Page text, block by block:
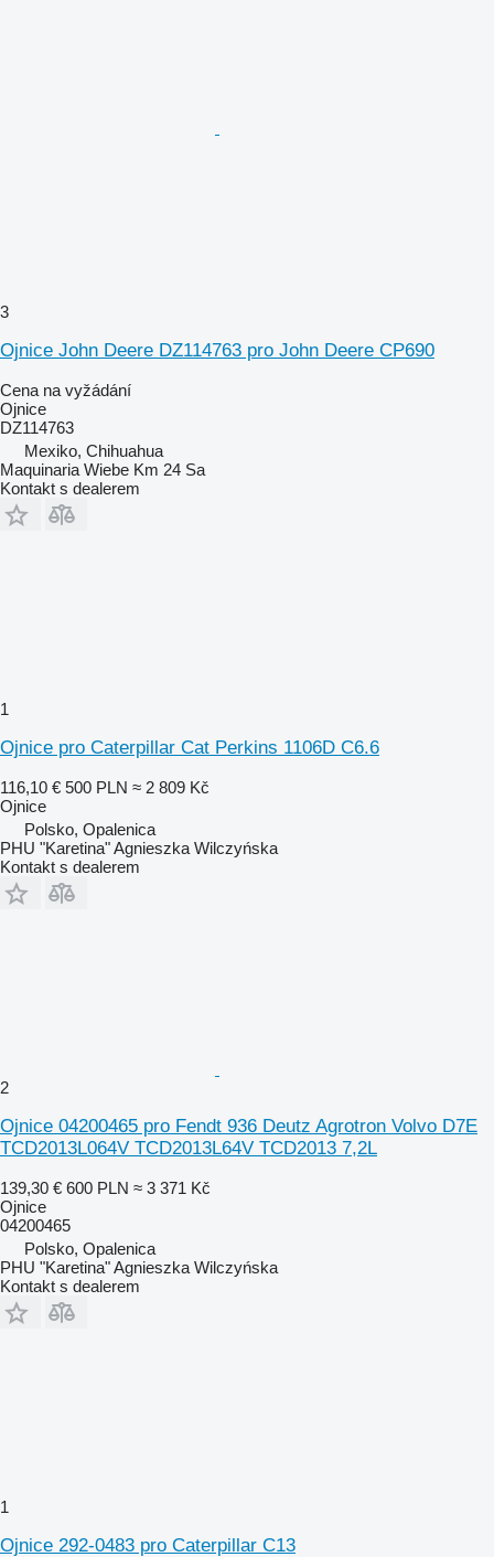
3
Ojnice John Deere DZ114763 pro John Deere CP690
Cena na vyžádání
Ojnice
DZ114763
Mexiko, Chihuahua
Maquinaria Wiebe Km 24 Sa
Kontakt s dealerem
1
Ojnice pro Caterpillar Cat Perkins 1106D C6.6
116,10 € 500 PLN ≈ 2 809 Kč
Ojnice
Polsko, Opalenica
PHU "Karetina" Agnieszka Wilczyńska
Kontakt s dealerem
2
Ojnice 04200465 pro Fendt 936 Deutz Agrotron Volvo D7E
TCD2013L064V TCD2013L64V TCD2013 7,2L
139,30 € 600 PLN ≈ 3 371 Kč
Ojnice
04200465
Polsko, Opalenica
PHU "Karetina" Agnieszka Wilczyńska
Kontakt s dealerem
1
Ojnice 292-0483 pro Caterpillar C13